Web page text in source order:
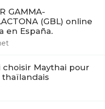
GAMMA-
(GBL) online
en España.
choisir Maythai pour